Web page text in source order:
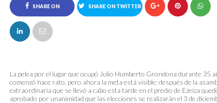
SHARE ON
FACEBOOK
SHARE ON TWITTER
La pelea por el lugar que ocupó Julio Humberto Grondona durante 35
comenzó hace rato, pero ahora la meta está visible: después de la
extraordinaria que se llevó a cabo esta tarde en el predio de Ezeiza
aprobado por unanimidad que las elecciones se realizarán el 3 de